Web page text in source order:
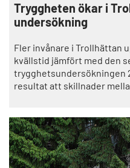
Tryggheten ökar i
undersökning
Fler invånare i Trollhättan
kvällstid jämfört med den
trygghetsundersökningen
resultat att skillnader